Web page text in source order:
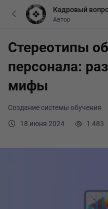
Создание системы обучения
18 июня 2024
1 483
Стереотипы
персонала:
мифы
Кадровый
Автор